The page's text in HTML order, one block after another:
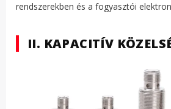
rendszerekben és a fogyasztói
II. KAPACITÍV